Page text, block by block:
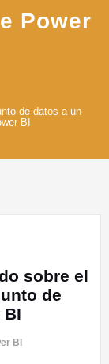
Power
de datos a un
BI
sobre el
de
BI
BI